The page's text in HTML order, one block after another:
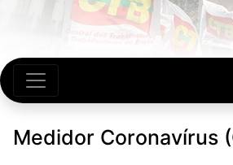
Medidor Coronavírus